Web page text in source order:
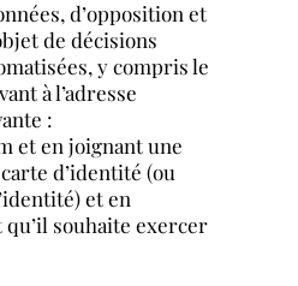
d’opposition et
de décisions
y compris le
à l’adresse
:
et en joignant une
d’identité (ou
et en
souhaite exercer